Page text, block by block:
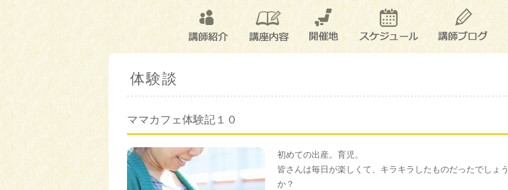
体験談
ママカフェ体験記１０
初めての出産。育児。
皆さんは毎日が楽しくて、キラキラしたものだったでしょう
か？